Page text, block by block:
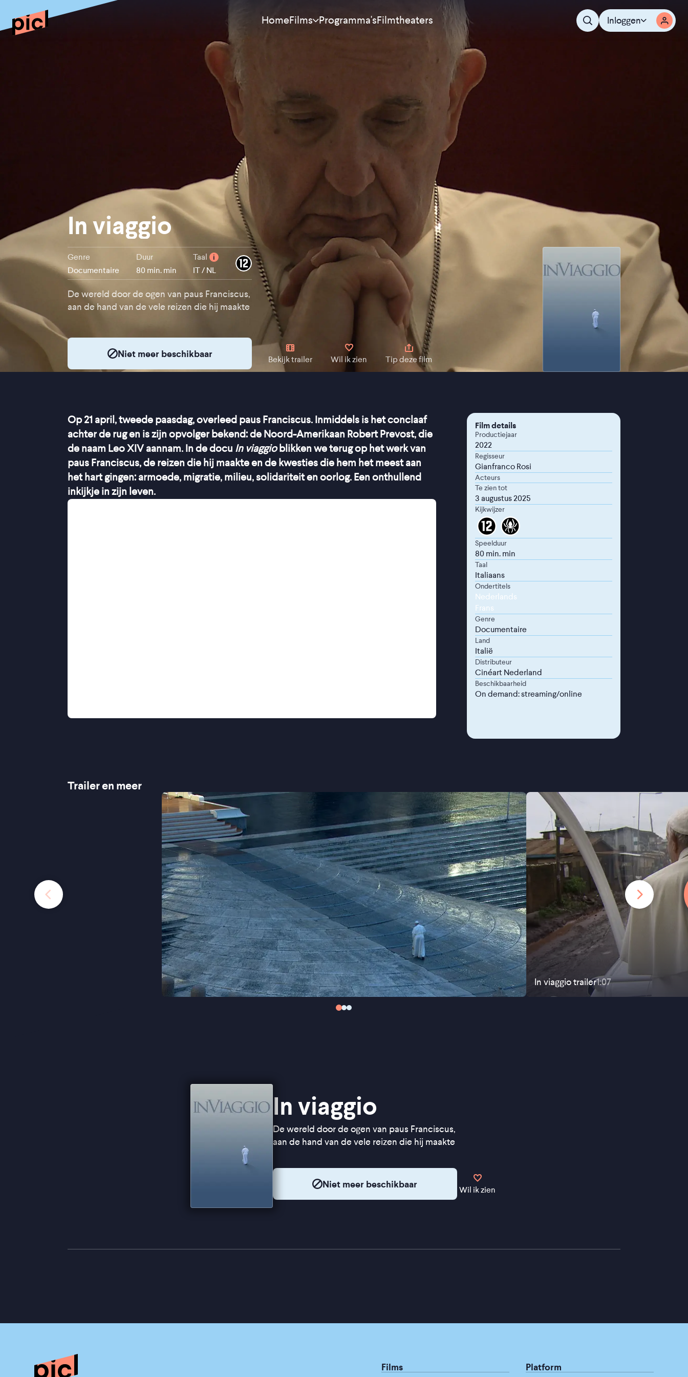
HomeFilms
Binnenkort
Programma'sFilmtheaters Inloggen
In viaggio
Genre
Documentaire
Duur
80 min. min
Taal i
IT / NL
De wereld door de ogen van paus Franciscus,
aan de hand van de vele reizen die hij maakte
Niet meer beschikbaar
Bekijk trailer Wil ik zien Tip deze film
Op 21 april, tweede paasdag, overleed paus Franciscus. Inmiddels is het conclaaf
achter de rug en is zijn opvolger bekend: de Noord-Amerikaan Robert Prevost, die
de naam Leo XIV aannam. In de docu In viaggioblikken we terug op het werk van
paus Franciscus, de reizen die hij maakte en de kwesties die hem het meest aan
het hart gingen: armoede, migratie, milieu, solidariteit en oorlog. Een onthullend
inkijkje in zijn leven.
“De globalisering van onverschilligheid heeft ons doen vergeten hoe we moeten
Film details
Productiejaar
2022
Regisseur
Gianfranco Rosi
Acteurs
Te zien tot
3 augustus 2025
Kijkwijzer
Speelduur
80 min. min
Taal
Italiaans
Ondertitels
Nederlands
Frans
Genre
Documentaire
Land
Italië
Distributeur
Cinéart Nederland
Beschikbaarheid
On demand: streaming/online
Trailer en meer
In viaggio trailer1:07
In viaggio
De wereld door de ogen van paus Franciscus,
aan de hand van de vele reizen die hij maakte
Niet meer beschikbaar
Wil ik zien
Films Platform